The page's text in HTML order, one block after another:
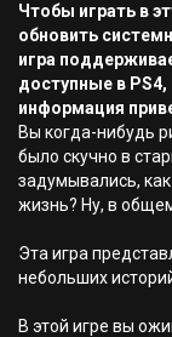
Чтобы играть в
обновить
игра
доступные в
информация
Вы когда-нибудь
было скучно в
задумывались,
жизнь? Ну, в
Эта игра
небольших
В этой игре вы